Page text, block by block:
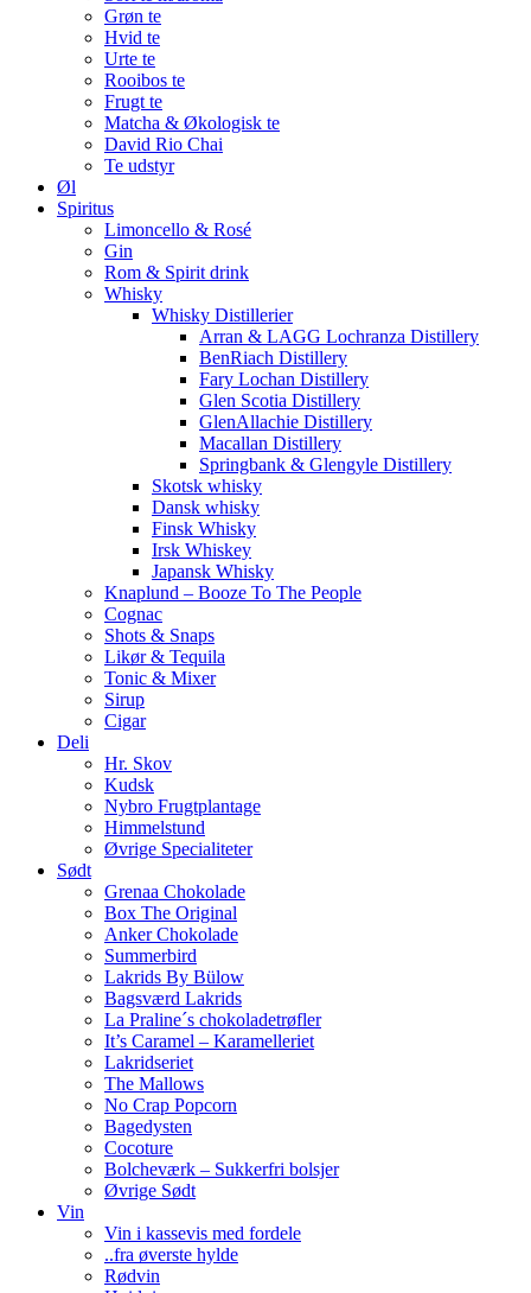
Grøn te
Hvid te
Urte te
Rooibos te
Frugt te
Matcha & Økologisk te
David Rio Chai
Te udstyr
Øl
Spiritus
Limoncello & Rosé
Gin
Rom & Spirit drink
Whisky
Whisky Distillerier
Arran & LAGG Lochranza Distillery
BenRiach Distillery
Fary Lochan Distillery
Glen Scotia Distillery
GlenAllachie Distillery
Macallan Distillery
Springbank & Glengyle Distillery
Skotsk whisky
Dansk whisky
Finsk Whisky
Irsk Whiskey
Japansk Whisky
Knaplund – Booze To The People
Cognac
Shots & Snaps
Likør & Tequila
Tonic & Mixer
Sirup
Cigar
Deli
Hr. Skov
Kudsk
Nybro Frugtplantage
Himmelstund
Øvrige Specialiteter
Sødt
Grenaa Chokolade
Box The Original
Anker Chokolade
Summerbird
Lakrids By Bülow
Bagsværd Lakrids
La Praline´s chokoladetrøfler
It’s Caramel – Karamelleriet
Lakridseriet
The Mallows
No Crap Popcorn
Bagedysten
Cocoture
Bolcheværk – Sukkerfri bolsjer
Øvrige Sødt
Vin
Vin i kassevis med fordele
..fra øverste hylde
Rødvin